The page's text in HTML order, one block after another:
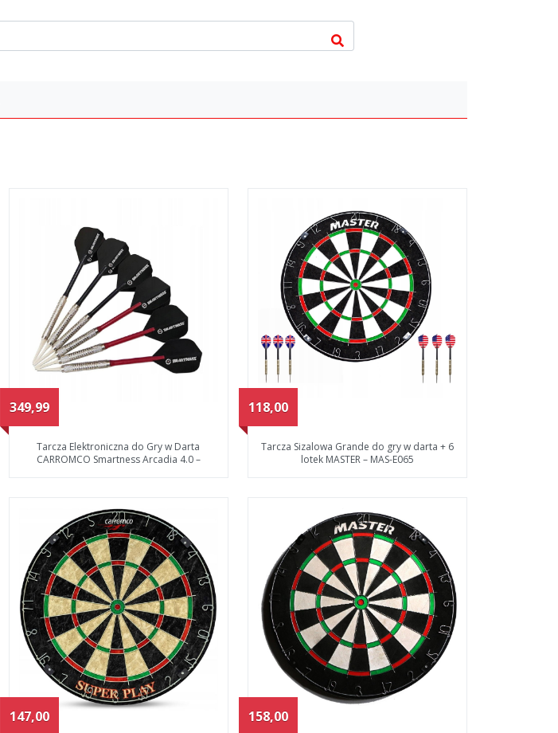
349,99
Tarcza Elektroniczna do Gry w Darta
CARROMCO Smartness Arcadia 4.0 –
118,00
Tarcza Sizalowa Grande do gry w darta + 6
lotek MASTER – MAS-E065
147,00 158,00